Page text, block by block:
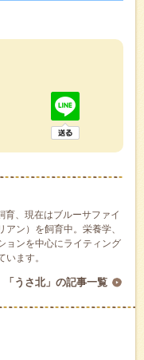
、現在はブルーサファイ
ン）を飼育中。栄養学、
ョンを中心にライティング
ます。
「うさ北」の記事一覧